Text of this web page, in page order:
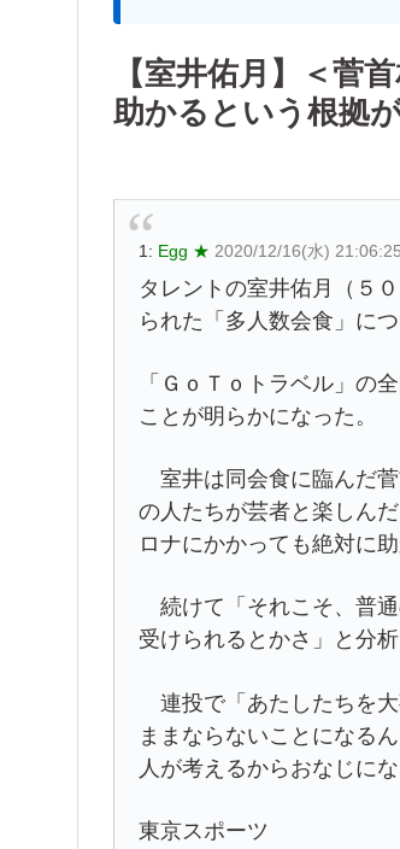
【室井佑月】＜菅
助かるという根拠
1: Egg ★ 2020/12/16(水)
タレントの室井佑月（５
られた「多人数会食」に
「ＧｏＴｏトラベル」の
ことが明らかになった。
室井は同会食に臨んだ
の人たちが芸者と楽しん
ロナにかかっても絶対に
続けて「それこそ、普
受けられるとかさ」と分析
連投で「あたしたちを
ままならないことになる
人が考えるからおなじに
東京スポーツ